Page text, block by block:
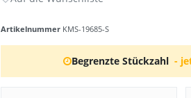
Artikelnummer KMS-19685-S
Begrenzte Stückzahl -